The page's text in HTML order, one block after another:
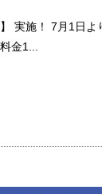
】 実施！ 7月1日
金1...